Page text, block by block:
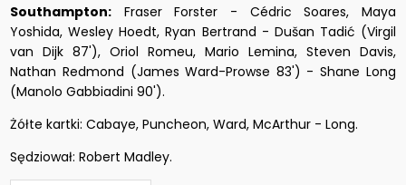
Southampton: Fraser Forster - Cédric Soares, Maya
Yoshida, Wesley Hoedt, Ryan Bertrand - Dušan Tadić (Virgil
van Dijk 87'), Oriol Romeu, Mario Lemina, Steven Davis,
Nathan Redmond (James Ward-Prowse 83') - Shane Long
(Manolo Gabbiadini 90').
Żółte kartki: Cabaye, Puncheon, Ward, McArthur - Long.
Sędziował: Robert Madley.